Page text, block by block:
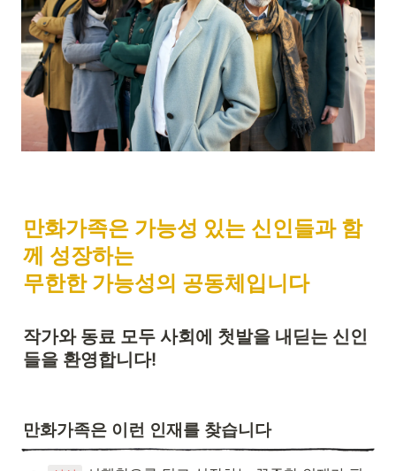
만화가족은 가능성 있는 신인들과 함
께 성장하는
무한한 가능성의 공동체입니다
작가와 동료 모두 사회에 첫발을 내딛는 신인
들을 환영합니다!
만화가족은 이런 인재를 찾습니다